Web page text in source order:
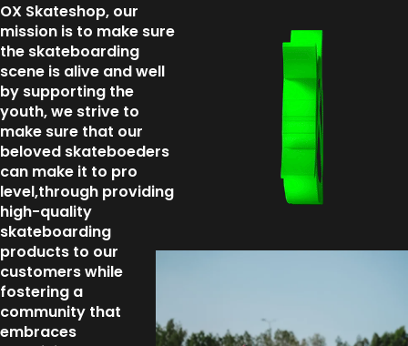
OX Skateshop, our
mission is to make sure
the skateboarding
scene is alive and well
by supporting the
youth, we strive to
make sure that our
beloved skateboeders
can make it to pro
level,through providing
high-quality
skateboarding
products to our
customers while
fostering a
community that
embraces